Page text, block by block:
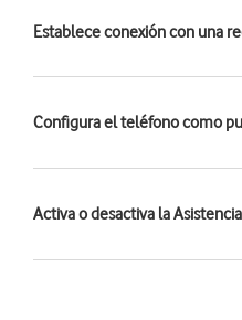
Establece conexión con una
Configura el teléfono como
Activa o desactiva la